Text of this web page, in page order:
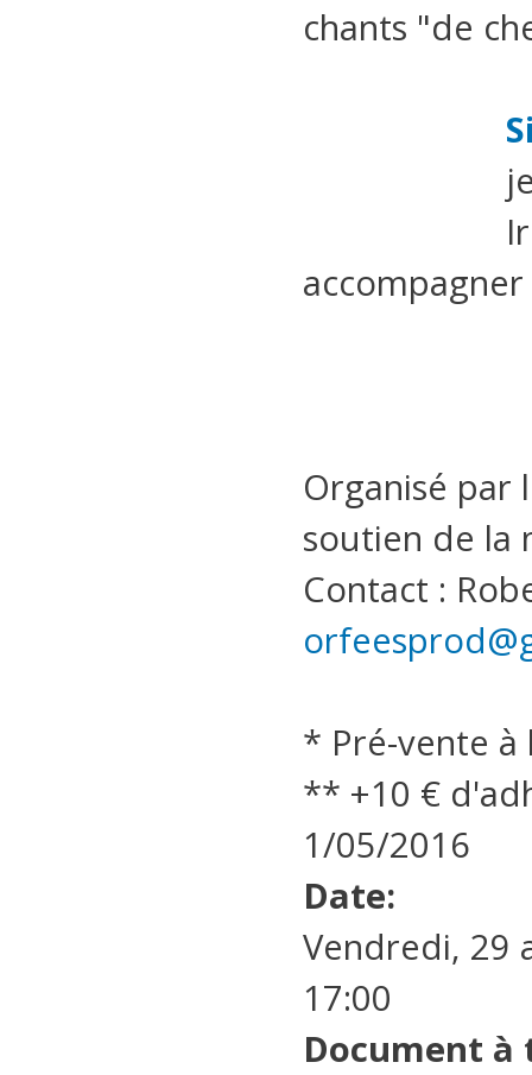
chants "de
Organisé par
soutien de la
Contact :
* Pré-vente
** +10 €
1/05/2016
Date:
Vendredi, 29
17:00
Document